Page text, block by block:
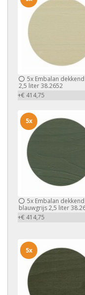
5x Embalan
2,5 liter 38.2652
+€ 414,75
5x Embalan dekkend
blauwgrijs 2,5 liter
+€ 414,75
5x
5x